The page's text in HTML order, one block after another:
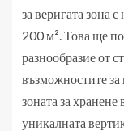
за веригата зона
200 м². Това ще
разнообразие от
възможностите за
зоната за хранене
уникалната